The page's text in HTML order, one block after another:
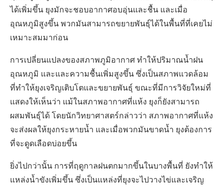
ได้เพิ่มขึ้น ยุงมักจะชอบอากาศอบอุ่นและชื้น และเมื่อ
อุณหภูมิสูงขึ้น พวกมันสามารถขยายพันธุ์ได้ในพื้นที่ที่เคยไม่
เหมาะสมมาก่อน
การเปลี่ยนแปลงของสภาพภูมิอากาศ ทำให้ปริมาณน้ำฝน
อุณหภูมิ และและความชื้นเพิ่มสูงขึ้น ซึ่งเป็นสภาพแวดล้อม
ที่ทำให้ยุงเจริญเติบโตและขยายพันธุ์ ขณะที่มีการวิจัยใหม่ที่
แสดงให้เห็นว่า แม้ในสภาพอากาศที่แห้ง ยุงก็ยังสามารถ
ผสมพันธุ์ได้ โดยนักวิทยาศาสตร์กล่าวว่า สภาพอากาศที่แห้ง
จะส่งผลให้ยุงกระหายน้ำ และเมื่อพวกมันขาดน้ำ ยุงต้องการ
ที่จะดูดเลือดบ่อยขึ้น
ยิ่งไปกว่านั้น การที่ฤดูกาลฝนตกมากขึ้นในบางพื้นที่ ยังทำให้
แหล่งน้ำขังเพิ่มขึ้น ซึ่งเป็นแหล่งที่ยุงจะไปวางไข่และเจริญ